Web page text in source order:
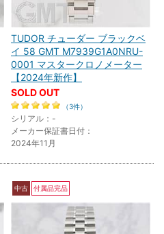
TUDOR チューダー ブラックベ
イ 58 GMT M7939G1A0NRU-
0001 マスタークロノメーター
【2024年新作】
SOLD OUT
（3件）
シリアル：-
メーカー保証書日付：
2024年11月
中古 付属品完品